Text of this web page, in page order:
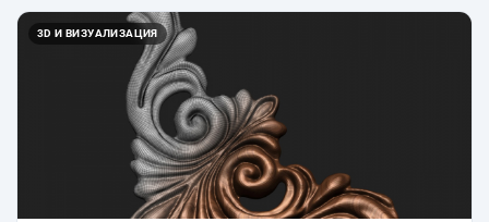
3D И ВИЗУАЛИЗАЦИЯ